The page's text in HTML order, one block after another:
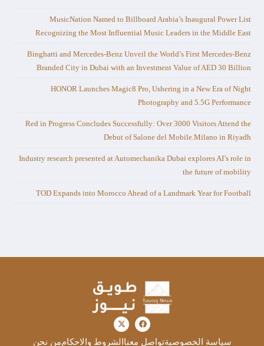
MusicNation Named to Billboard Arabia’s Inaugural Power List
Recognizing the Most Influential Music Leaders in the Middle East
Binghatti and Mercedes-Benz Unveil the World’s First Mercedes-Benz
Branded City in Dubai with an Investment Value of AED 30 Billion
HONOR Launches Magic8 Pro, Ushering in a New Era of Night
Photography and 5.5G Performance
Red in Progress Concludes Successfully: Over 3000 Visitors Attend the
Debut of Salone del Mobile.Milano in Riyadh
Industry research presented at Automechanika Dubai explores AI’s role in
the future of mobility
TOD Expands into Morocco Ahead of a Landmark Year for Football
سياسة الخصوصيةتواصل معنا الشروط والاحكاممن نحن